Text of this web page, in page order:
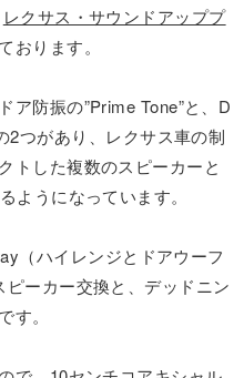
レクサス・サウンドアッププ
おります。
ア防振の”Prime Tone”と、D
2つがあり、レクサス車の制
トした複数のスピーカーと
ようになっています。
（ハイレンジとドアウーフ
ーカー交換と、デッドニン
す。